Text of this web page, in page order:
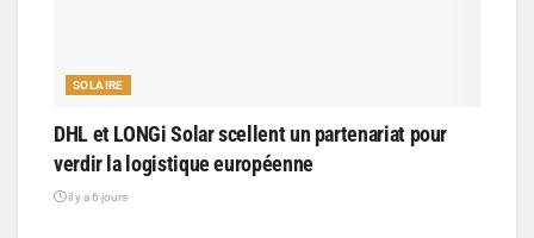
SOLAIRE
DHL et LONGi Solar scellent un partenariat pour
verdir la logistique européenne
il y a 6 jours